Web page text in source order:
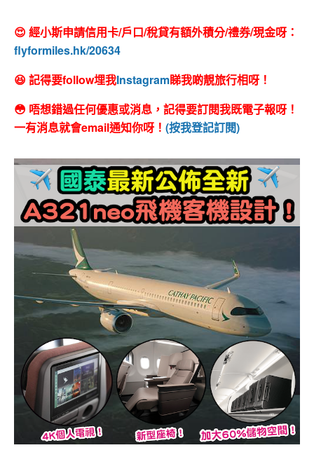
😍 經小斯申請信用卡/戶口/稅貸有額外積分/禮券/現金呀：
flyformiles.hk/20634
😆 記得要follow埋我Instagram睇我啲靚旅行相呀！
😳 唔想錯過任何優惠或消息，記得要訂閱我既電子報呀！
一有消息就會email通知你呀！ (按我登記訂閱)